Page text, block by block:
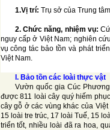
1.Vị trí: Trụ sở của Trung
2. Chức năng, nhiệm vụ:
nguy cấp ở Việt Nam; nghiên
vụ công tác bảo tồn và phát
Việt Nam.
I. Bảo tồn các loài thực vật
Vườn quốc gia Cúc
được 811 loài cây quý hiếm
cây gỗ ở các vùng khác của
15 loài tre trúc, 17 loài Tuế, 15
triển tốt, nhiều loài đã ra hoa,